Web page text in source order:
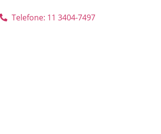
Telefone: 11 3404-7497